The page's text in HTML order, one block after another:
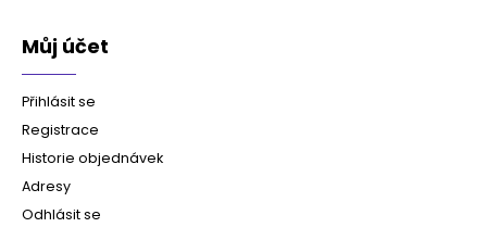
Můj účet
Přihlásit se
Registrace
Historie objednávek
Adresy
Odhlásit se